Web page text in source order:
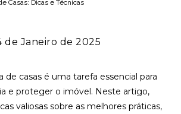
de Janeiro de 2025
de casas é uma tarefa essencial para
e proteger o imóvel. Neste artigo,
valiosas sobre as melhores práticas,